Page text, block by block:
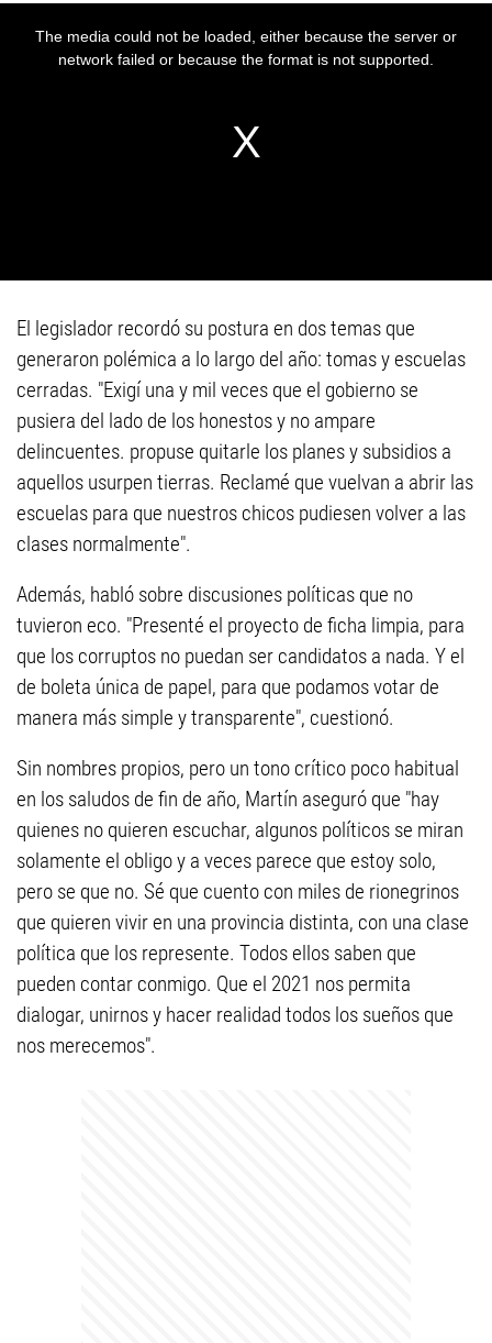
El legislador recordó su postura en dos temas que
generaron polémica a lo largo del año: tomas y escuelas
cerradas. "Exigí una y mil veces que el gobierno se
pusiera del lado de los honestos y no ampare
delincuentes. propuse quitarle los planes y subsidios a
aquellos usurpen tierras. Reclamé que vuelvan a abrir las
escuelas para que nuestros chicos pudiesen volver a las
clases normalmente".
Además, habló sobre discusiones políticas que no
tuvieron eco. "Presenté el proyecto de ficha limpia, para
que los corruptos no puedan ser candidatos a nada. Y el
de boleta única de papel, para que podamos votar de
manera más simple y transparente", cuestionó.
Sin nombres propios, pero un tono crítico poco habitual
en los saludos de fin de año, Martín aseguró que "hay
quienes no quieren escuchar, algunos políticos se miran
solamente el obligo y a veces parece que estoy solo,
pero se que no. Sé que cuento con miles de rionegrinos
que quieren vivir en una provincia distinta, con una clase
política que los represente. Todos ellos saben que
pueden contar conmigo. Que el 2021 nos permita
dialogar, unirnos y hacer realidad todos los sueños que
nos merecemos".